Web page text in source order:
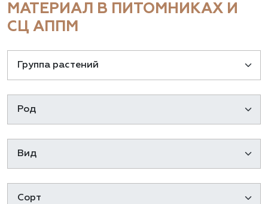
МАТЕРИАЛ В ПИТОМНИКАХ И
СЦ АППМ